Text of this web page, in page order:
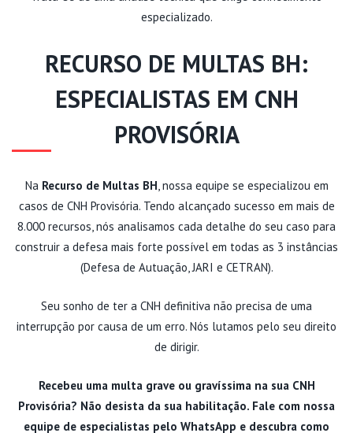
especializado.
RECURSO DE MULTAS BH:
ESPECIALISTAS EM CNH
PROVISÓRIA
Na Recurso de Multas BH , nossa equipe se especializou em
casos de CNH Provisória. Tendo alcançado sucesso em mais de
8.000 recursos, nós analisamos cada detalhe do seu caso para
construir a defesa mais forte possível em todas as 3 instâncias
(Defesa de Autuação, JARI e CETRAN).
Seu sonho de ter a CNH definitiva não precisa de uma
interrupção por causa de um erro. Nós lutamos pelo seu direito
de dirigir.
Recebeu uma multa grave ou gravíssima na sua CNH
Provisória? Não desista da sua habilitação. Fale com nossa
equipe de especialistas pelo WhatsApp e descubra como